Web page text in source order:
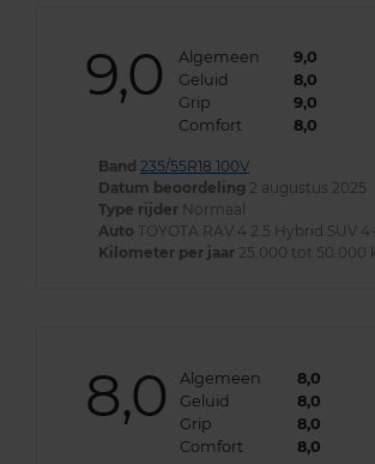
9,0 Algemeen
9,0
Geluid
8,0
Grip
9,0
Comfort
8,0
Band 235/55R18 100V
Datum beoordeling 2 augustus 2025
Type rijder Normaal
Auto TOYOTA RAV 4 2.5 Hybrid SUV
Kilometer per jaar 25.000 tot 50.000
8,0 Algemeen
8,0
Geluid
8,0
Grip
8,0
Comfort
8,0